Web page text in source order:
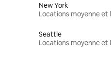
New York
Seattle